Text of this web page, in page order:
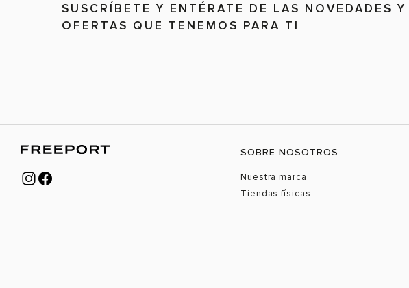
SUSCRÍBETE Y ENTÉRATE DE LAS NOVEDADES Y
OFERTAS QUE TENEMOS PARA TI
SOBRE NOSOTROS
Nuestra marca
Tiendas físicas